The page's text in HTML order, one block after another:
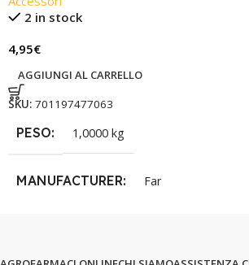
2 in stock
4,95€
AGGIUNGI AL CARRELLO
SKU: 701197477063
PESO 1,0000 kg
MANUFACTURER Far